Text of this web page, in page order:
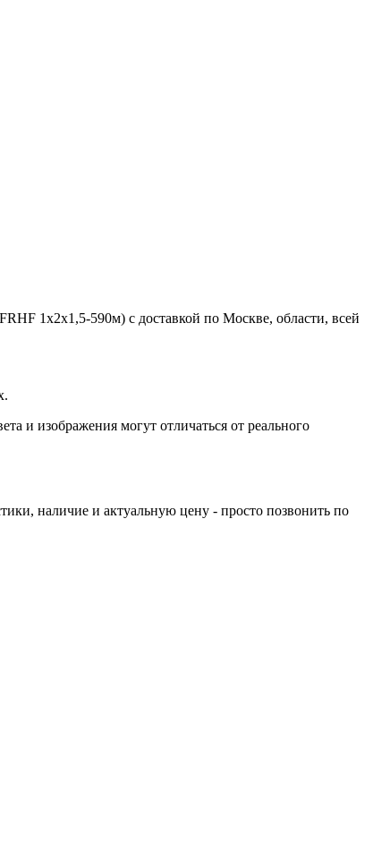
1х2х1,5-590м) с доставкой по Москве, области, всей
и изображения могут отличаться от реального
наличие и актуальную цену - просто позвонить по